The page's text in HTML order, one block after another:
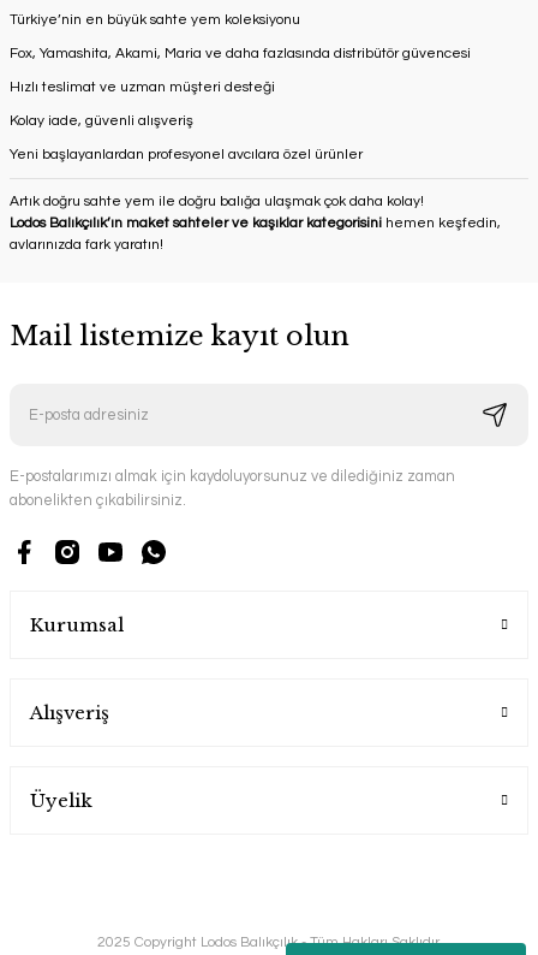
Türkiye’nin en büyük sahte yem koleksiyonu
Fox, Yamashita, Akami, Maria ve daha fazlasında distribütör güvencesi
Hızlı teslimat ve uzman müşteri desteği
Kolay iade, güvenli alışveriş
Yeni başlayanlardan profesyonel avcılara özel ürünler
Artık doğru sahte yem ile doğru balığa ulaşmak çok daha kolay!
Lodos Balıkçılık’ın maket sahteler ve kaşıklar kategorisini hemen keşfedin,
avlarınızda fark yaratın!
Mail listemize kayıt olun
E-postalarımızı almak için kaydoluyorsunuz ve dilediğiniz zaman
abonelikten çıkabilirsiniz.
Kurumsal
Alışveriş
Üyelik
2025 Copyright Lodos Balıkçılık - Tüm Hakları Saklıdır.